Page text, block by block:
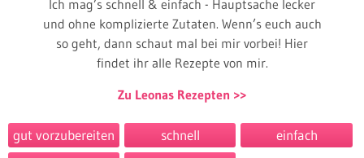
Ich mag’s schnell & einfach - Hauptsache lecker
und ohne komplizierte Zutaten. Wenn’s euch auch
so geht, dann schaut mal bei mir vorbei! Hier
findet ihr alle Rezepte von mir.
Zu Leonas Rezepten
gut vorzubereiten schnell
einfach